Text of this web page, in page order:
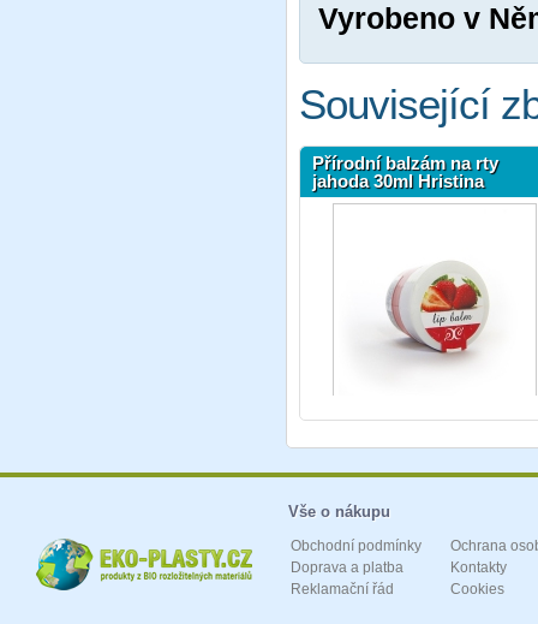
Vyrobeno v
Související
Přírodní balzám na rty
jahoda 30ml Hristina
Vše o nákupu
Obchodní podmínky
Doprava a platba
Reklamační řád
Ochrana
Kontakty
Cookies